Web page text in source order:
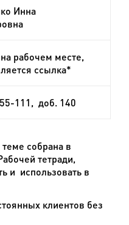
Инна
рабочем месте,
ссылка*
111, доб. 140
собрана в
тетради,
и использовать в
клиентов без